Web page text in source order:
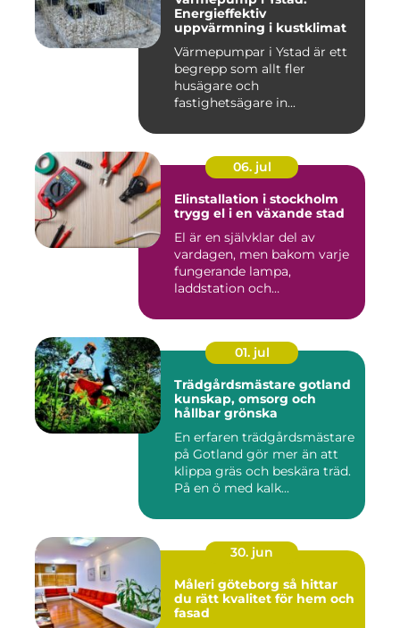
Energieffektiv
uppvärmning i kustklimat
Värmepumpar i Ystad är ett
begrepp som allt fler
husägare och
fastighetsägare in...
06. jul
Elinstallation i stockholm
trygg el i en växande stad
El är en självklar del av
vardagen, men bakom varje
fungerande lampa,
laddstation och
01. jul
Trädgårdsmästare gotland
kunskap, omsorg och
hållbar grönska
En erfaren trädgårdsmästare
på Gotland gör mer än att
klippa gräs och beskära träd.
På en ö med kalk...
30. jun
Måleri göteborg så hittar
du rätt kvalitet för hem och
fasad